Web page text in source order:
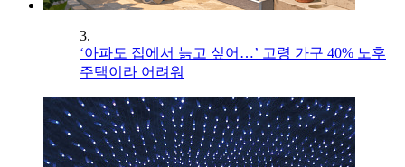
3.
‘아파도 집에서 늙고 싶어…’ 고령 가구 40% 노후
주택이라 어려워